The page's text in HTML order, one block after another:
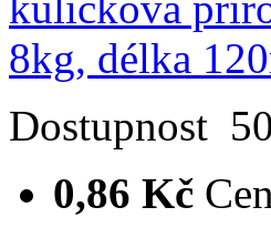
Dostupnost
0,86 Kč